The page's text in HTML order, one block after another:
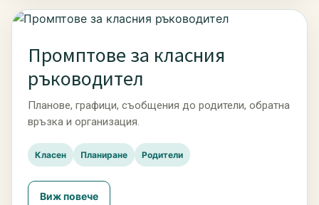
Промптове за класния
ръководител
Планове, графици, съобщения до родители, обратна
връзка и организация.
Класен Планиране Родители
Виж повече